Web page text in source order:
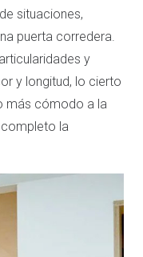
situaciones,
puerta corredera.
y
y longitud, lo cierto
más cómodo a la
la